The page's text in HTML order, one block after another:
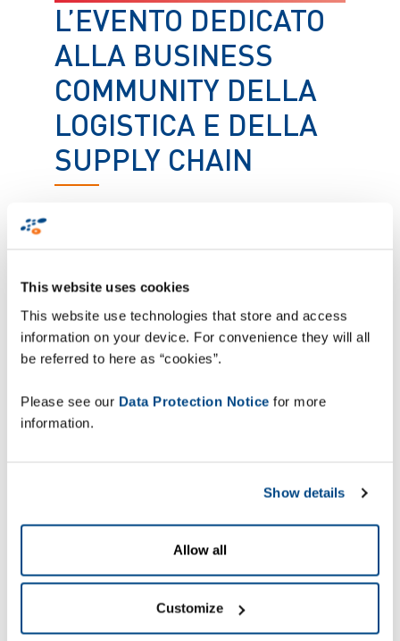
This website uses cookies
This website use technologies that store and access
information on your device. For convenience they will all
be referred to here as “cookies”.
Please see our Data Protection Notice for more
information.
Show details
Allow all
Customize
L’EVENTO DEDICATO
ALLA BUSINESS
COMMUNITY DELLA
LOGISTICA E DELLA
SUPPLY CHAIN
riunisce la business community della
logistica industriale, distributiva e
della supply chaina 360°.
consulenti Zetes e Zebra, fissando in
anticipo l’appuntamento: così la tua
aggiornamento sull’evoluzione e
trasformazione della logistica e
della supply chain.
Appuntamento alla nostra conferenza